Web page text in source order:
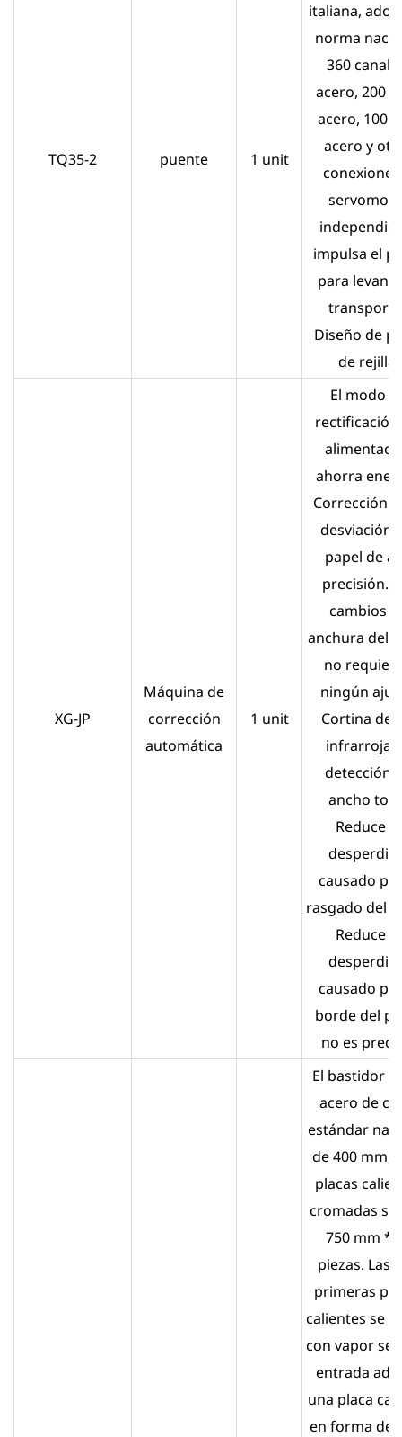
TQ35-2 puente 1 unit
italiana,
norma
360 canal
acero, 200
acero,
acero y
impulsa el
para
Diseño de
de rejilla.
XG-JP
Máquina de
corrección
automática
1 unit
El modo
rectificación
ahorra
Corrección
desviación
papel de
precisión.
cambios
anchura del
no
ningún
Cortina de
infrarroja
detección
ancho
Reduce el
causado
rasgado del
Reduce el
causado
borde del
no es
El bastidor
acero de
estándar
de 400 mm,
placas
cromadas
750 mm *
piezas. Las
primeras
calientes se
con vapor
entrada
una placa
en forma de